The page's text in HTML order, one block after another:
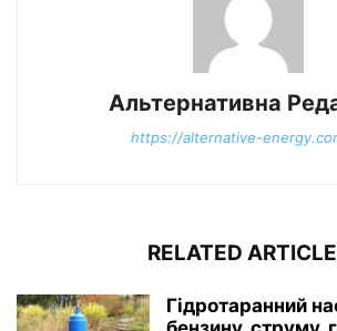
Альтернативна
https://alternative-
RELATED
Гідротаранний